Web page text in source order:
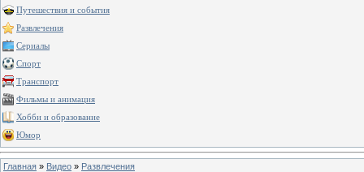
Путешествия и события
Развлечения
Сериалы
Спорт
Транспорт
Фильмы и анимация
Хобби и образование
Юмор
Главная » Видео » Развлечения